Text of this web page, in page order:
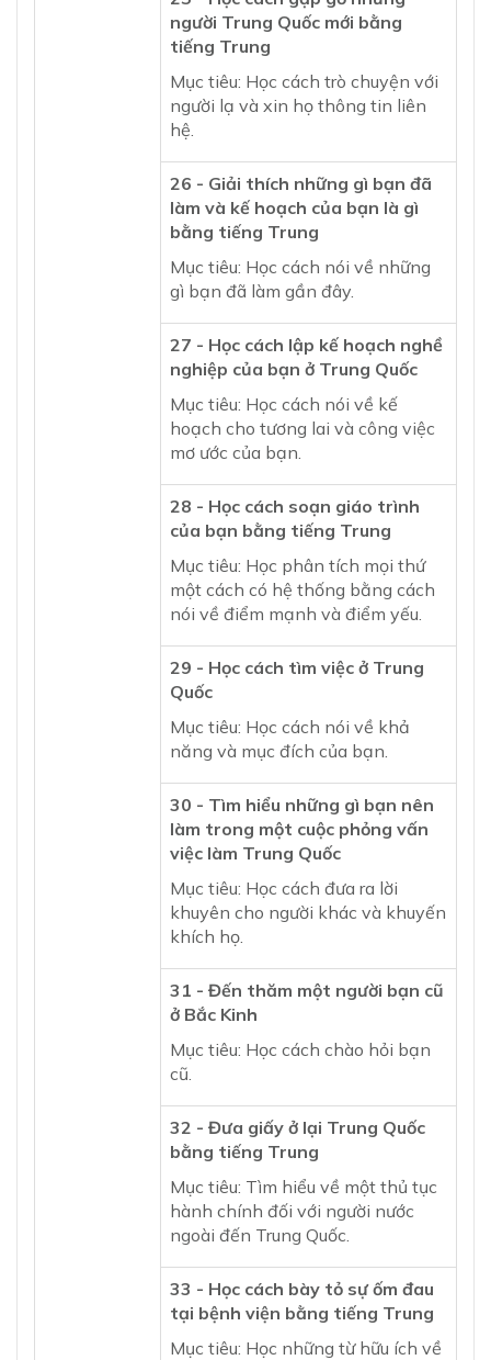
người Trung Quốc mới bằng
tiếng Trung
Mục tiêu: Học cách trò chuyện với
người lạ và xin họ thông tin liên
hệ.
26 - Giải thích những gì bạn đã
làm và kế hoạch của bạn là gì
bằng tiếng Trung
Mục tiêu: Học cách nói về những
gì bạn đã làm gần đây.
27 - Học cách lập kế hoạch nghề
nghiệp của bạn ở Trung Quốc
Mục tiêu: Học cách nói về kế
hoạch cho tương lai và công việc
mơ ước của bạn.
28 - Học cách soạn giáo trình
của bạn bằng tiếng Trung
Mục tiêu: Học phân tích mọi thứ
một cách có hệ thống bằng cách
nói về điểm mạnh và điểm yếu.
29 - Học cách tìm việc ở Trung
Quốc
Mục tiêu: Học cách nói về khả
năng và mục đích của bạn.
30 - Tìm hiểu những gì bạn nên
làm trong một cuộc phỏng vấn
việc làm Trung Quốc
Mục tiêu: Học cách đưa ra lời
khuyên cho người khác và khuyến
khích họ.
31 - Đến thăm một người bạn cũ
ở Bắc Kinh
Mục tiêu: Học cách chào hỏi bạn
cũ.
32 - Đưa giấy ở lại Trung Quốc
bằng tiếng Trung
Mục tiêu: Tìm hiểu về một thủ tục
hành chính đối với người nước
ngoài đến Trung Quốc.
33 - Học cách bày tỏ sự ốm đau
tại bệnh viện bằng tiếng Trung
Mục tiêu: Học những từ hữu ích về